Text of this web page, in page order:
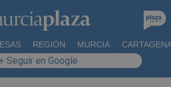
REGIÓN MURCIA
Seguir en Google